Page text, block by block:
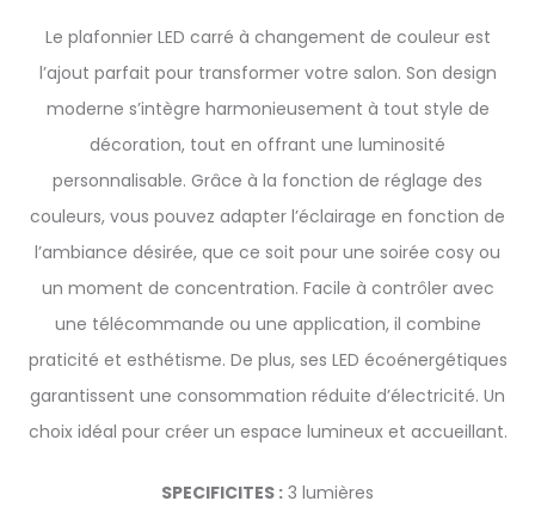
Le plafonnier LED carré à changement de couleur est
l’ajout parfait pour transformer votre salon. Son design
moderne s’intègre harmonieusement à tout style de
décoration, tout en offrant une luminosité
personnalisable. Grâce à la fonction de réglage des
couleurs, vous pouvez adapter l’éclairage en fonction de
l’ambiance désirée, que ce soit pour une soirée cosy ou
un moment de concentration. Facile à contrôler avec
une télécommande ou une application, il combine
praticité et esthétisme. De plus, ses LED écoénergétiques
garantissent une consommation réduite d’électricité. Un
choix idéal pour créer un espace lumineux et accueillant.
SPECIFICITES : 3 lumières